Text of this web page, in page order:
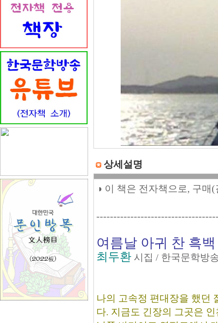
상세설명
◑ 이 책은 전자책으로, 구매
여름날 아귀 찬 흑
최두환 시집 / 한국문학방
나의 고속정 편대장을 했던
다. 지금도 긴장의 그곳은